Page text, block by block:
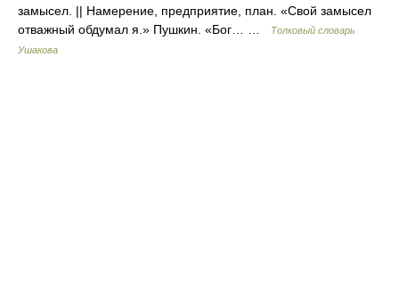
замысел. || Намерение, предприятие, план. «Свой замысел
отважный обдумал я.» Пушкин. «Бог… …
Толковый словарь
Ушакова